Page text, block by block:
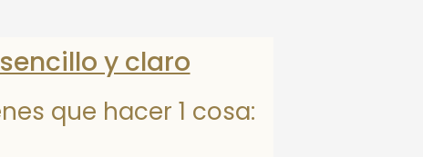
y claro
que hacer 1 cosa: